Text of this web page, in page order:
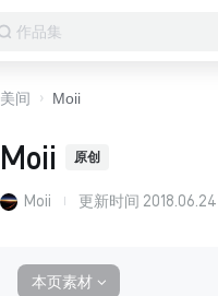
作品集
美间 Moii
Moii 原创
Moii 更新时间
本页素材 ∨